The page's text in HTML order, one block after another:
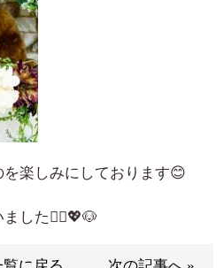
楽しみにしております😊
した🙇‍♀️💖🐶